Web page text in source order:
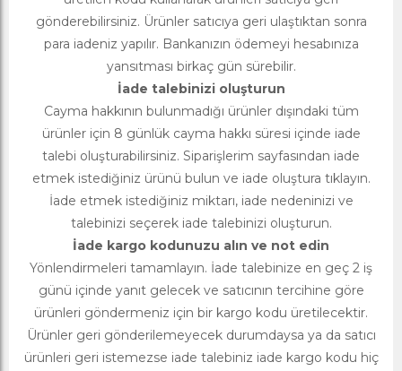
gönderebilirsiniz. Ürünler satıcıya geri ulaştıktan sonra
para iadeniz yapılır. Bankanızın ödemeyi hesabınıza
yansıtması birkaç gün sürebilir.
İade talebinizi oluşturun
Cayma hakkının bulunmadığı ürünler dışındaki tüm
ürünler için 8 günlük cayma hakkı süresi içinde iade
talebi oluşturabilirsiniz. Siparişlerim sayfasından iade
etmek istediğiniz ürünü bulun ve iade oluştura tıklayın.
İade etmek istediğiniz miktarı, iade nedeninizi ve
talebinizi seçerek iade talebinizi oluşturun.
İade kargo kodunuzu alın ve not edin
Yönlendirmeleri tamamlayın. İade talebinize en geç 2 iş
günü içinde yanıt gelecek ve satıcının tercihine göre
ürünleri göndermeniz için bir kargo kodu üretilecektir.
Ürünler geri gönderilemeyecek durumdaysa ya da satıcı
ürünleri geri istemezse iade talebiniz iade kargo kodu hiç